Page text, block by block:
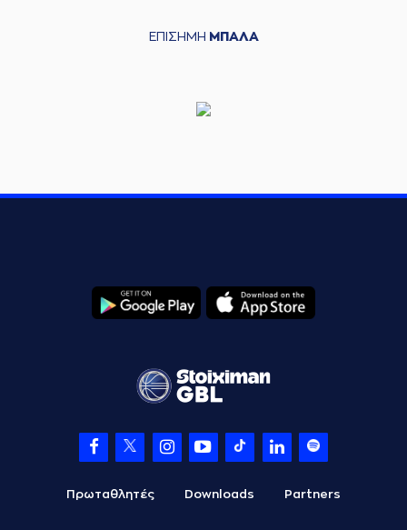
ΕΠΙΣΗΜΗ ΜΠΑΛΑ
Πρωταθλητές Downloads Partners